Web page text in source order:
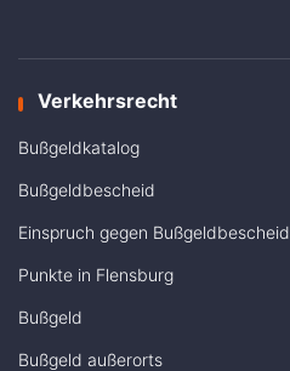
Verkehrsrecht
Bußgeldkatalog
Bußgeldbescheid
Einspruch gegen Bußgeldbescheid
Punkte in Flensburg
Bußgeld
Bußgeld außerorts